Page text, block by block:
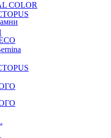
COLOR